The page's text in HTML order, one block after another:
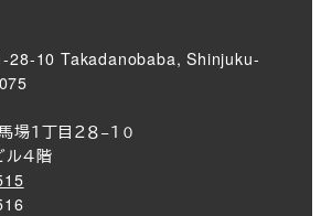
28-10 Takadanobaba, Shinjuku-
１丁目２８−１０
ル４階